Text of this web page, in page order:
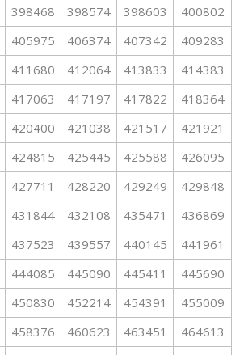
398468 398574 398603
400802
405975 406374 407342
409283
411680 412064 413833
414383
417063 417197 417822
418364
420400 421038 421517
421921
424815 425445 425588
426095
427711 428220 429249
429848
431844 432108 435471
436869
437523 439557 440145
441961
444085 445090 445411
445690
450830 452214 454391
455009
458376 460623 463451
464613